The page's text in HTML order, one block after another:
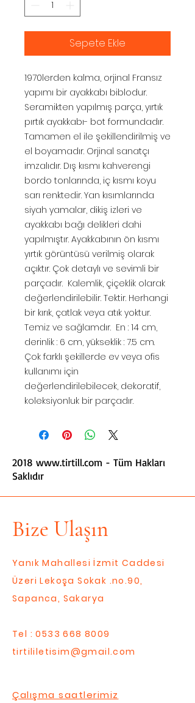
Sepete Ekle
1970lerden kalma, orjinal Fransız
yapımı bir ayakkabı biblodur.
Seramikten yapılmış parça, yırtık
pırtık ayakkabı- bot formundadır.
Tamamen el ile şekillendirilmiş ve
el boyamadır. Orjinal sanatçı
imzalıdır. Dış kısmı kahverengi
bordo tonlarında, iç kısmı koyu
sarı renktedir. Yan kısımlarında
siyah yamalar, dikiş izleri ve
ayakkabı bağı delikleri dahi
yapılmıştır. Ayakkabının ön kısmı
yırtık görüntüsü verilmiş olarak
açıktır. Çok detaylı ve sevimli bir
parçadır. Kalemlik, çiçeklik olarak
değerlendirilebilir. Tektir. Herhangi
bir kırık, çatlak veya atık yoktur.
Temiz ve sağlamdır. En : 14 cm,
derinlik : 6 cm, yükseklik : 7.5 cm.
Çok farklı şekillerde ev veya ofis
kullanımı için
değerlendirilebilecek, dekoratif,
koleksiyonluk bir parçadır.
2018 www.tirtill.com - Tüm Hakları
Saklıdır
Bize Ulaşın
Yanık Mahallesi İzmit Caddesi
Üzeri Lekoşa Sokak .no.90,
Sapanca, Sakarya
Tel :0533 668 8009
tirtililetisim@gmail.com
Çalışma saatlerimiz